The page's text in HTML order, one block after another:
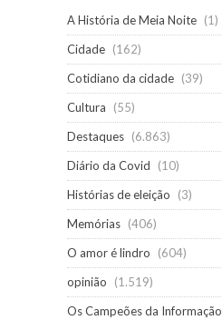
A História de Meia Noite (1)
Cidade (162)
Cotidiano da cidade (39)
Cultura
(55)
Destaques (6.863)
Diário da Covid
(10)
Histórias de eleição
(3)
Memórias (406)
O amor é lindro
(604)
opinião
(1.519)
Os Campeões da Informação